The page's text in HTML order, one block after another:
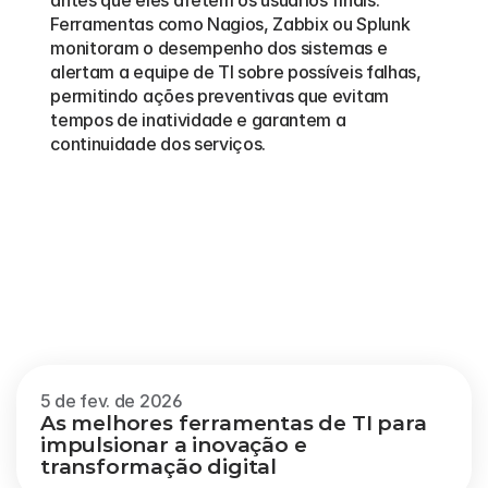
Ferramentas como Nagios, Zabbix ou Splunk
monitoram o desempenho dos sistemas e
alertam a equipe de TI sobre possíveis falhas,
permitindo ações preventivas que evitam
tempos de inatividade e garantem a
continuidade dos serviços.
5 de fev. de 2026
As melhores ferramentas de TI para
impulsionar a inovação e
transformação digital